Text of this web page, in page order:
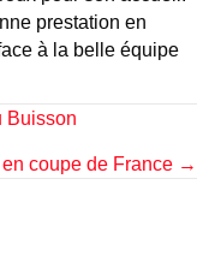
prestation en
à la belle équipe
Buisson
en coupe de France →